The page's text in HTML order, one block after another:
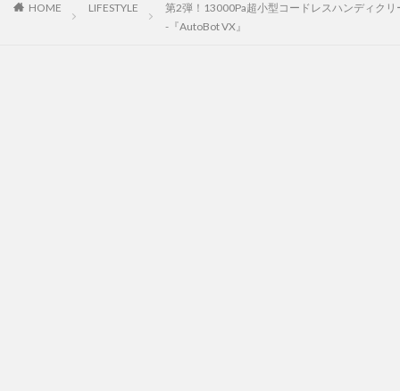
HOME LIFESTYLE
第2弾！13000Pa超小型コードレスハンディクリ
-『AutoBot VX』